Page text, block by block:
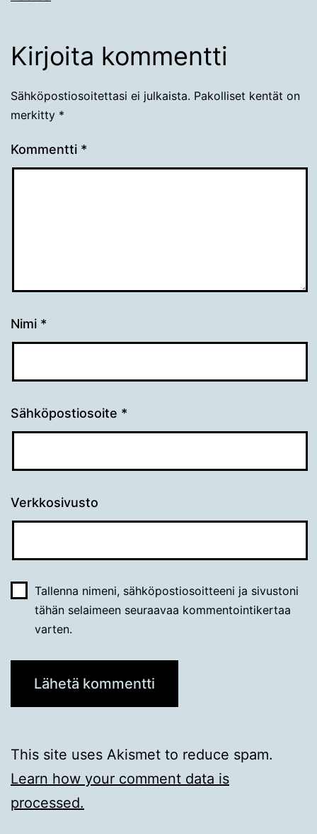
Kirjoita kommentti
Sähköpostiosoitettasi ei julkaista. Pakolliset kentät on
merkitty *
Kommentti *
Nimi *
Sähköpostiosoite *
Verkkosivusto
Tallenna nimeni, sähköpostiosoitteeni ja sivustoni
tähän selaimeen seuraavaa kommentointikertaa
varten.
This site uses Akismet to reduce spam.
Learn how your comment data is
processed.